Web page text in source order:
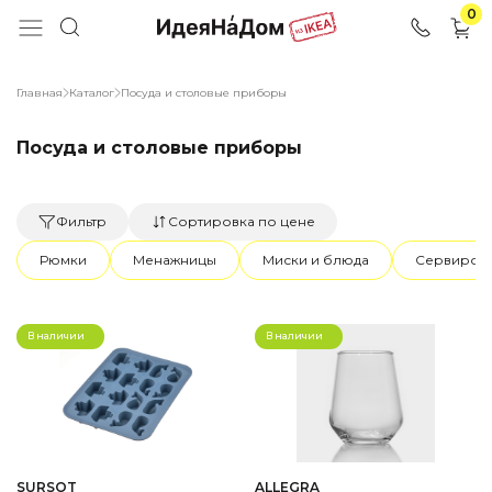
0
Главная Каталог Посуда и столовые приборы
Посуда и столовые приборы
Фильтр Сортировка по цене
Рюмки Менажницы Миски и блюда
В наличии
SURSОT
В наличии
ALLEGRA